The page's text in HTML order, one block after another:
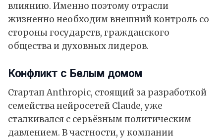
влиянию. Именно поэтому отрасли
жизненно необходим внешний контроль со
стороны государств, гражданского
общества и духовных лидеров.
Конфликт с Белым домом
Стартап Anthropic, стоящий за разработкой
семейства нейросетей Claude, уже
сталкивался с серьёзным политическим
давлением. В частности, у компании